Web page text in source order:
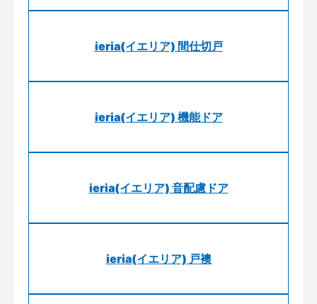
ieria(イエリア) 間仕切戸
ieria(イエリア) 機能ドア
ieria(イエリア) 音配慮ドア
ieria(イエリア) 戸襖